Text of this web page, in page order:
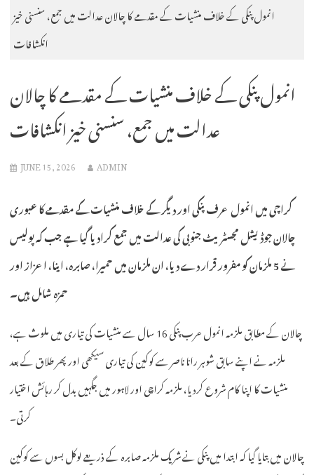
انمول پنکی کے خلاف منشیات کے مقدمے کا چالان عدالت میں جمع، سنسنی خیز
انکشافات
انمول پنکی کے خلاف منشیات کے مقدمے کا چالان
عدالت میں جمع، سنسنی خیز انکشافات
JUNE 15, 2026 ADMIN
کراچی میں انمول عرف پنکی اور دیگر کے خلاف منشیات کے مقدمے کا عبوری
چالان جوڈیشل مجسٹریٹ جنوبی کی عدالت میں جمع کرادیا گیا ہے جب کہ پولیس
نے 5 ملزمان کو مفرور قرار دے دیا، ان ملزمان میں حمیرا، صابرہ، اینا، اعزاز اور
حمزہ شامل ہیں۔
چالان کے مطابق ملزمہ انمول عرب پنکی 16 سال سے منشیات کی تیاری میں ملوث ہے،
ملزمہ نے اپنے سابق شوہر رانا ناصر سے کوکین کی تیاری سیکھی اور پھر طلاق کے بعد
منشیات کا اپنا کام شروع کردیا، ملزمہ کراچی اور لاہور میں جگہیں بدل کر رہائش اختیار
کرتی۔
چالان میں بتایا گیا کہ ابتدا میں پنکی نے شریک ملزمہ صابرہ کے ذریعے لوکل بسوں سے کوکین